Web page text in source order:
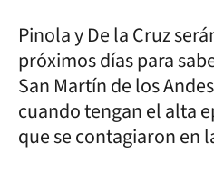
Pinola y De la Cruz
próximos días para
San Martín de los
cuando tengan el alta
que se contagiaron en